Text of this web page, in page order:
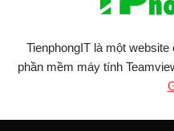
TienphongIT là một
phần mềm máy tính